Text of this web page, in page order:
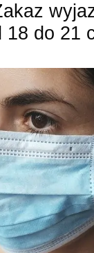
18 do 21